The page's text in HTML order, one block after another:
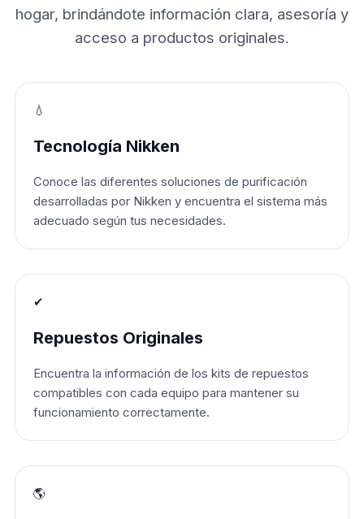
hogar, brindándote información clara, asesoría y
acceso a productos originales.
💧
Tecnología Nikken
Conoce las diferentes soluciones de purificación
desarrolladas por Nikken y encuentra el sistema más
adecuado según tus necesidades.
✔
Repuestos Originales
Encuentra la información de los kits de repuestos
compatibles con cada equipo para mantener su
funcionamiento correctamente.
🌎